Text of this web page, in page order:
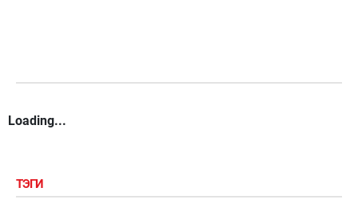
Loading...
ТЭГИ